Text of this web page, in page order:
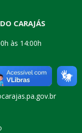
CARAJÁS
às 14:00h